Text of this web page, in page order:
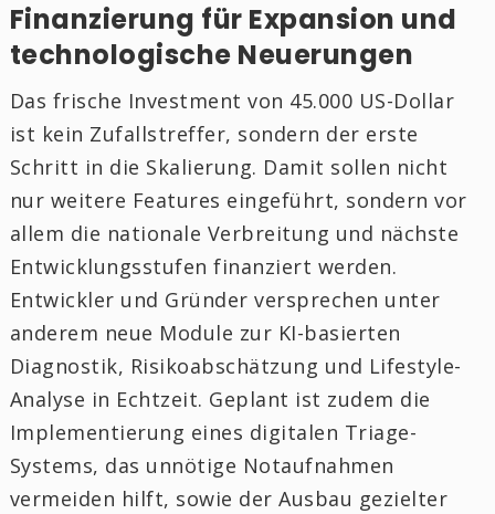
Finanzierung für Expansion und
technologische Neuerungen
Das frische Investment von 45.000 US-Dollar
ist kein Zufallstreffer, sondern der erste
Schritt in die Skalierung. Damit sollen nicht
nur weitere Features eingeführt, sondern vor
allem die nationale Verbreitung und nächste
Entwicklungsstufen finanziert werden.
Entwickler und Gründer versprechen unter
anderem neue Module zur KI-basierten
Diagnostik, Risikoabschätzung und Lifestyle-
Analyse in Echtzeit. Geplant ist zudem die
Implementierung eines digitalen Triage-
Systems, das unnötige Notaufnahmen
vermeiden hilft, sowie der Ausbau gezielter